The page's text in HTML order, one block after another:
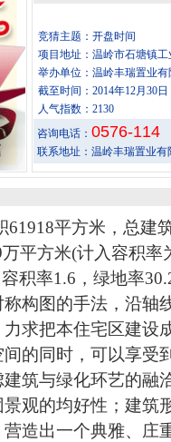
竞猜主题：开盘时间
项目地址：温岭市石塘镇
举办单位：温岭丰瑞置业
截至时间：2014年12月30日
人气指数：2130
咨询电话： 0576-114
联系地址：温岭丰瑞置业有
平方米，总建
平方米(计入容积率
积率1.6，绿地率
构图的手法，沿轴
求把本住宅区建设
的同时，可以享受
筑与绿化环艺的融
观的均好性；建筑
造出一个典雅、庄